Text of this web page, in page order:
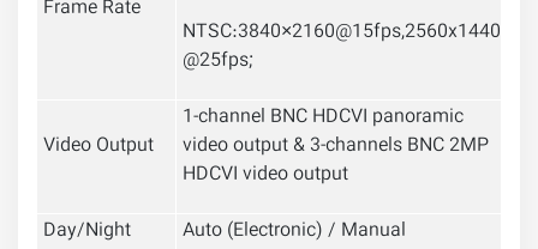
Frame Rate
NTSC:3840×2160@15fps,2560x1440
@25fps;
Video Output
1-channel BNC HDCVI panoramic
video output & 3-channels BNC 2MP
HDCVI video output
Day/Night
Auto (Electronic) / Manual